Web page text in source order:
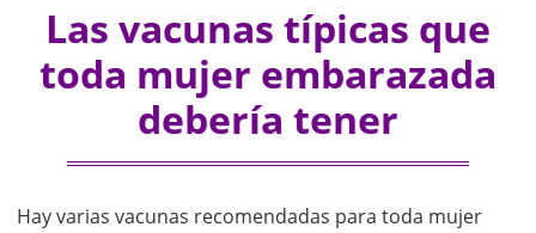
Las vacunas típicas que
toda mujer embarazada
debería tener
Hay varias vacunas recomendadas para toda mujer